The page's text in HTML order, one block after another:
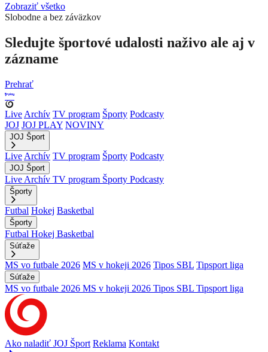
Zobraziť všetko
Slobodne a bez záväzkov
Sledujte športové udalosti naživo ale aj v
zázname
Prehrať
Live Archív TV program Športy Podcasty
JOJ JOJ PLAY NOVINY
JOJ Šport
Live Archív TV program Športy Podcasty
JOJ Šport
Live Archív TV program Športy Podcasty
Športy
Futbal Hokej Basketbal
Športy
Futbal Hokej Basketbal
Súťaže
MS vo futbale 2026 MS v hokeji 2026 Tipos SBL Tipsport liga
Súťaže
MS vo futbale 2026 MS v hokeji 2026 Tipos SBL Tipsport liga
Ako naladiť JOJ Šport Reklama Kontakt